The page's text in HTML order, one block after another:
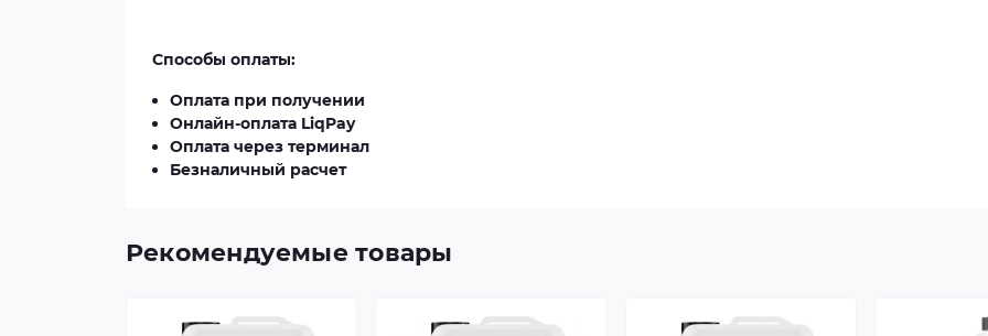
Способы оплаты:
Оплата при получении
Онлайн-оплата LiqPay
Оплата через терминал
Безналичный расчет
Рекомендуемые товары